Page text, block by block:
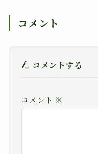
コメント
コメントする
コメント ※